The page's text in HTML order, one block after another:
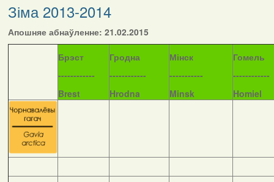
Зіма 2013-2014
Апошняе абнаўленне: 21.02.2015
Брэст
------------
Brest
Гродна
------------
Hrodna
Мінск
-----------
Minsk
Гомель
------------
Homiel